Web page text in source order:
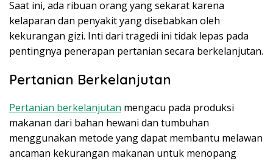
Saat ini, ada ribuan orang yang sekarat karena
kelaparan dan penyakit yang disebabkan oleh
kekurangan gizi. Inti dari tragedi ini tidak lepas pada
pentingnya penerapan pertanian secara berkelanjutan.
Pertanian Berkelanjutan
Pertanian berkelanjutan mengacu pada produksi
makanan dari bahan hewani dan tumbuhan
menggunakan metode yang dapat membantu melawan
ancaman kekurangan makanan untuk menopang